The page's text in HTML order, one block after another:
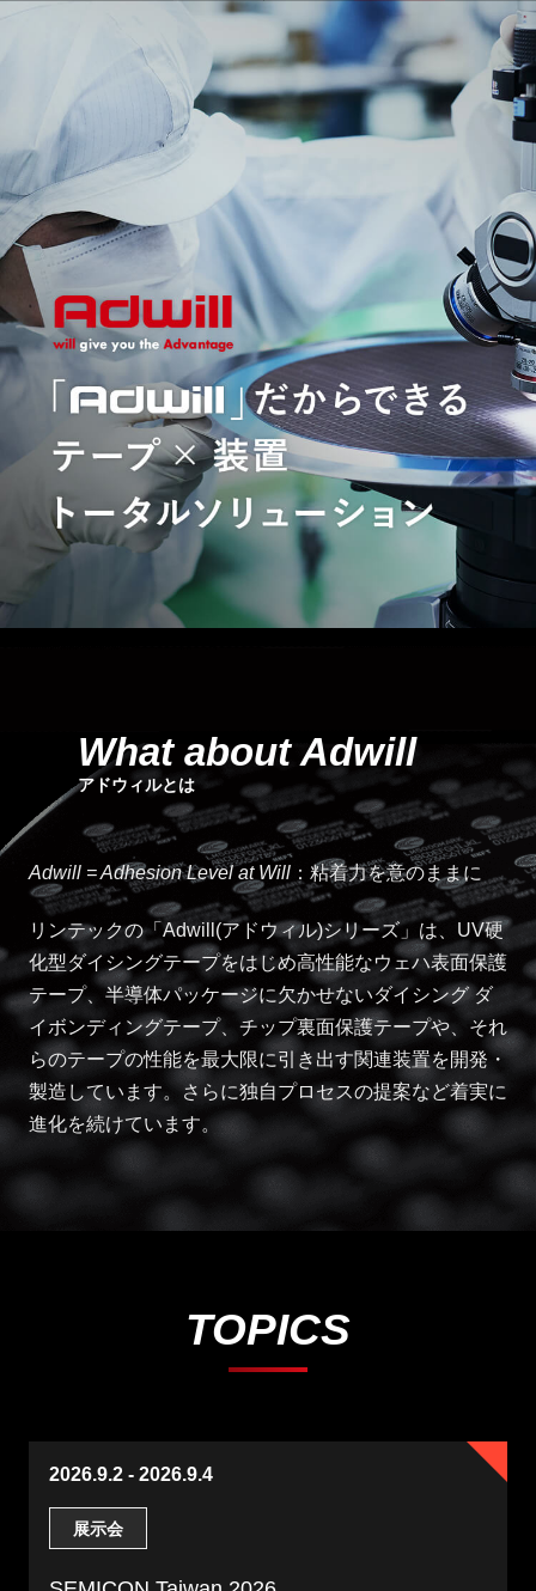
What about Adwill
アドウィルとは
Adwill = Adhesion Level at Will：粘着力を意のままに
リンテックの「Adwill(アドウィル)シリーズ」は、UV硬
化型ダイシングテープをはじめ高性能なウェハ表面保護
テープ、半導体パッケージに欠かせないダイシング ダ
イボンディングテープ、チップ裏面保護テープや、それ
らのテープの性能を最大限に引き出す関連装置を開発・
製造しています。さらに独自プロセスの提案など着実に
進化を続けています。
TOPICS
2026.9.2 - 2026.9.4
展示会